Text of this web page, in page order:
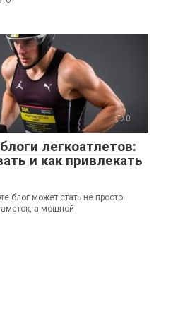
0
легкоатлетов:
и как привлекать
блог может стать не просто
а мощной